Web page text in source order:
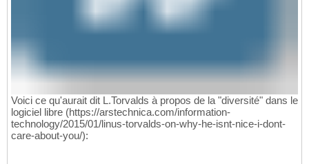
Voici ce qu'aurait dit L.Torvalds à propos de la "diversité" dans le
logiciel libre (https://arstechnica.com/information-
technology/2015/01/linus-torvalds-on-why-he-isnt-nice-i-dont-
care-about-you/):